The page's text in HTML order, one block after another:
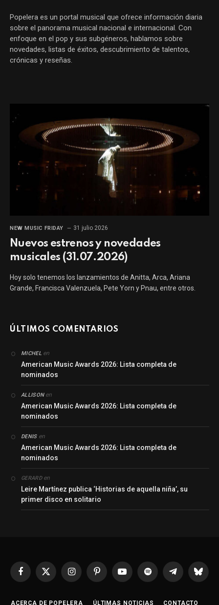
Popelera es un portal musical que ofrece información diaria
sobre el panorama musical nacional e internacional. Con
enfoque en el pop y sus subgéneros, hablamos sobre
novedades, listas de éxitos, descubrimiento de talentos,
crónicas y reseñas.
NEW MUSIC FRIDAY 31 julio 2026
Nuevos estrenos y novedades
musicales (31.07.2026)
Hoy solo tenemos los lanzamientos de Anitta, Arca, Ariana
Grande, Francisca Valenzuela, Pete Yorn y Pnau, entre otros.
ÚLTIMOS COMENTARIOS
MICHELen
American Music Awards 2026: Lista completa de
nominados
ALLISONen
American Music Awards 2026: Lista completa de
nominados
DENISen
American Music Awards 2026: Lista completa de
nominados
GERARDen
Leire Martínez publica ‘Historias de aquella niña’, su
primer disco en solitario
Facebook
X
InstagramPinterestYouTubeSpotify Telegrama
ACERCA DE POPELERA ÚLTIMAS NOTICIAS CONTACTO